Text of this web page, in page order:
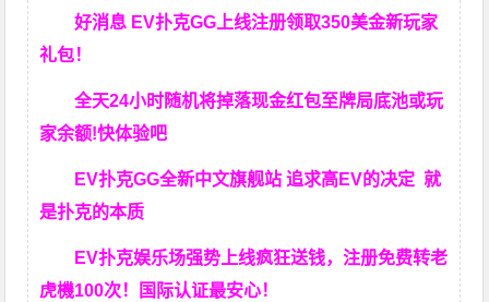
好消息 EV扑克GG上线注册领取350美金新玩家
礼包！
全天24小时随机将掉落现金红包至牌局底池或玩
家余额!快体验吧
EV扑克GG全新中文旗舰站 追求高EV的决定就
是扑克的本质
EV扑克娱乐场强势上线疯狂送钱，注册免费转老
虎機100次！国际认证最安心！